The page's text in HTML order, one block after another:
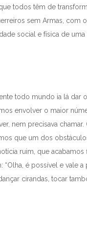
todos têm de
sem Armas, com
social e física de
todo mundo ia lá dar
envolver o maior
nem precisava chamar.
que um dos
ruim, que acabamos
é possível e vale a
cirandas, tocar